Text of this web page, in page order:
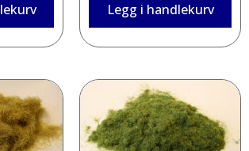
Legg i handlekurv